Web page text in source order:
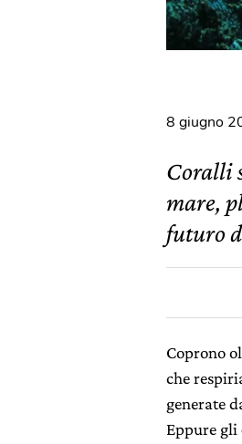
8 giugno
Coralli
mare,
futuro
Coprono
che
generate
Eppure gli